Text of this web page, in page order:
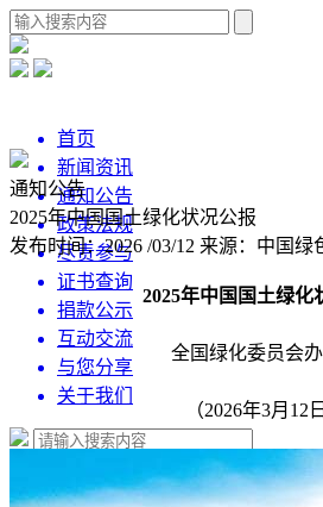
首页
新闻资讯
通知公告
政策法规
尽责参与
证书查询
捐款公示
互动交流
与您分享
关于我们
通知公告
2025年中国国土绿化状况公报
发布时间：2026 /03/12 来源：中国绿
2025年中国国土绿化
全国绿化委员会
（2026年3月12